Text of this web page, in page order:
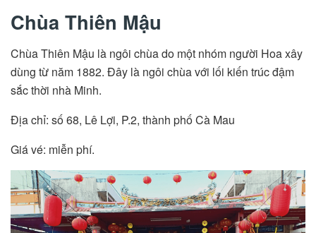
Chùa Thiên Mậu
Chùa Thiên Mậu là ngôi chùa do một nhóm người Hoa xây
dùng từ năm 1882. Đây là ngôi chùa với lối kiến trúc đậm
sắc thời nhà Minh.
Địa chỉ: số 68, Lê Lợi, P.2, thành phố Cà Mau
Giá vé: miễn phí.